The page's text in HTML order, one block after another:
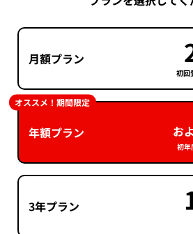
月額プラン
初回
年額プラン お
初年
オススメ！期間限定
3年プラン